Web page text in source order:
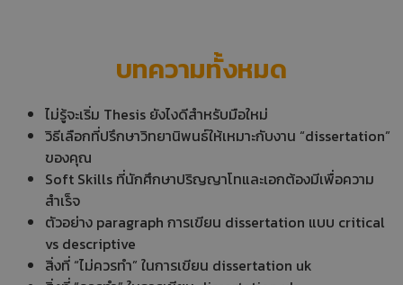
บทความทั้งหมด
ไม่รู้จะเริ่ม Thesis ยังไงดีสำหรับมือใหม่
วิธีเลือกที่ปรึกษาวิทยานิพนธ์ให้เหมาะกับงาน “dissertation”
ของคุณ
Soft Skills ที่นักศึกษาปริญญาโทและเอกต้องมีเพื่อความ
สำเร็จ
ตัวอย่าง paragraph การเขียน dissertation แบบ critical
vs descriptive
สิ่งที่ “ไม่ควรทำ” ในการเขียน dissertation uk